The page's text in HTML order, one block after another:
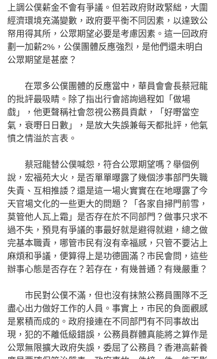
上調公僕薪金不會有爭議。但若政府財政緊絀，大圍
經濟環境充滿變數，政府要平衡不同因素，以達致公
帑用得其所，公眾期望必要是考慮因素。這一回政府
劃一加薪2%，公僕團體反應強烈，是他們還未明白
公眾期望是甚麼？
在眾多公僕團體的反應當中，華員會會長蔡冠龍
的批評最吸睛。除了指出行會諮詢過程如「做場
戲」，他更聲稱社會忽視公務員貢獻，「好嘢當空
氣，衰嘢日日數」，是放大失誤兼每天都批評，他氣
憤之情溢於言表。
蔡冠龍替公僕喊怨，符合公眾期望嗎？舉個例
說，宏福苑大火，是否單單曝露了幾個涉事部門失職
失責、互相推諉？還是這一場火實實在在地曝露了今
天官場文化的一些更大的問題？「各家自掃門前雪，
莫管他人瓦上霜」是否存在於不同部門？做事只求不
過不失，預見有爭議的事最好就是避得就避，總之做
完基本職責，哪管市民有沒有幸福感，只管不要沾上
麻煩和爭議，便算得上是功德圓滿？市民會問，這些
辦事心態是否存在？若存在，有幾普通？有幾嚴重？
市民對公僕不滿，但也沒有抹煞公務員團隊不乏
盡心出力做好工作的人員。事實上，市民的負面觀感
是累積而成的。政府接連在不同部門有不同事故出
現，犯的不離低級錯誤，公務員群體真能將之算作是
公眾無限擴大政府失誤，委屈了公務員？香港高薪養